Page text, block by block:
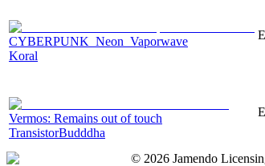
CYBERPUNK_Neon_Vaporwave
Koral
Vermos: Remains out of touch
TransistorBudddha
© 2026 Jamendo